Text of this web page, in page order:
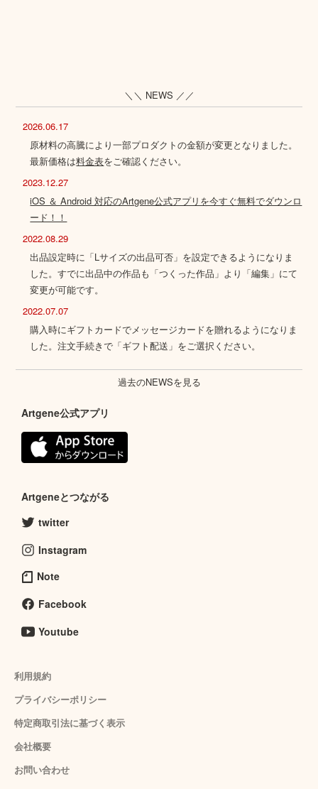
＼＼ NEWS ／／
2026.06.17
原材料の高騰により一部プロダクトの金額が変更となりました。
最新価格は料金表をご確認ください。
2023.12.27
iOS ＆ Android 対応のArtgene公式アプリを今すぐ無料でダウンロ
ード！！
2022.08.29
出品設定時に「Lサイズの出品可否」を設定できるようになりま
した。すでに出品中の作品も「つくった作品」より「編集」にて
変更が可能です。
2022.07.07
購入時にギフトカードでメッセージカードを贈れるようになりま
した。注文手続きで「ギフト配送」をご選択ください。
過去のNEWSを見る
Artgene公式アプリ
Artgeneとつながる
twitter
Instagram
Note
Facebook
Youtube
利用規約
プライバシーポリシー
特定商取引法に基づく表示
会社概要
お問い合わせ